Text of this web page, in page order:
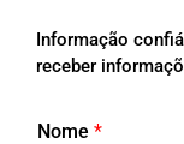
Informação
receber
Nome *